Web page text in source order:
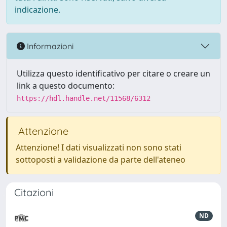
indicazione.
Informazioni
Utilizza questo identificativo per citare o creare un
link a questo documento:
https://hdl.handle.net/11568/6312
Attenzione
Attenzione! I dati visualizzati non sono stati
sottoposti a validazione da parte dell'ateneo
Citazioni
ND